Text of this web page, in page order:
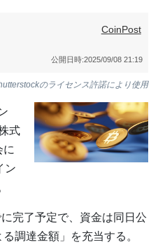
CoinPost
公開日時:2025/09/08 21:19
のライセンス許諾により使用
式
に
ン
完了予定で、資金は同日公
調達金額」を充当する。